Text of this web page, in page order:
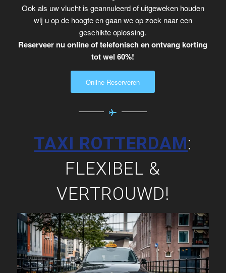
Ook als uw vlucht is geannuleerd of uitgeweken houden
wij u op de hoogte en gaan we op zoek naar een
geschikte oplossing.
Reserveer nu online of telefonisch en ontvang korting
tot wel 60%!
Online Reserveren
TAXI ROTTERDAM:
FLEXIBEL &
VERTROUWD!